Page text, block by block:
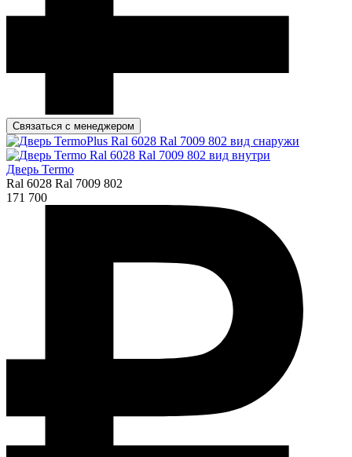
Связаться с менеджером
Дверь Termo
Ral 6028 Ral 7009 802
171 700